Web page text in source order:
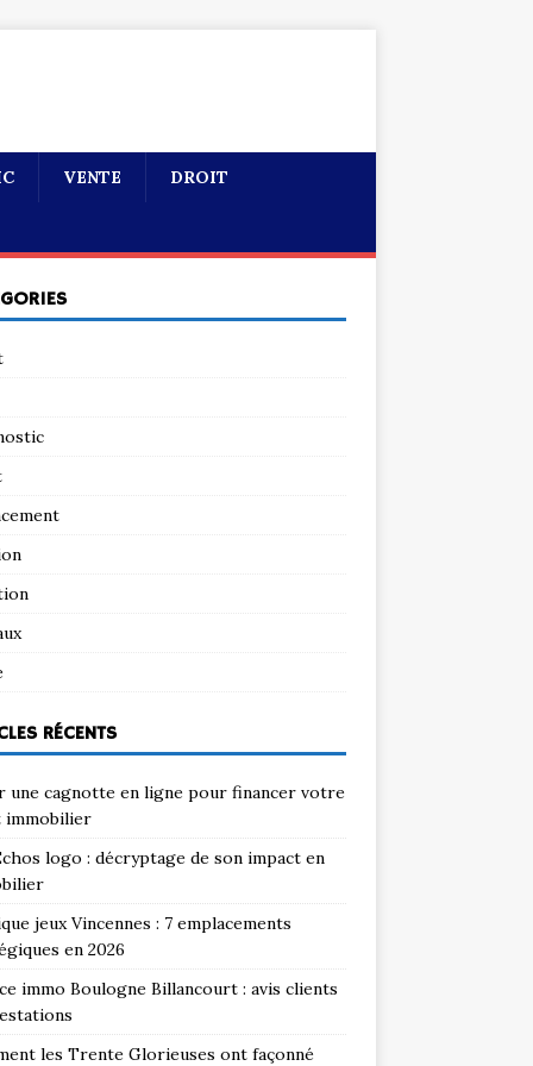
VENTE DROIT
RÉCENTS
une cagnotte en ligne pour financer votre
immobilier
logo : décryptage de son impact en
jeux Vincennes : 7 emplacements
en 2026
immo Boulogne Billancourt : avis clients
les Trente Glorieuses ont façonné